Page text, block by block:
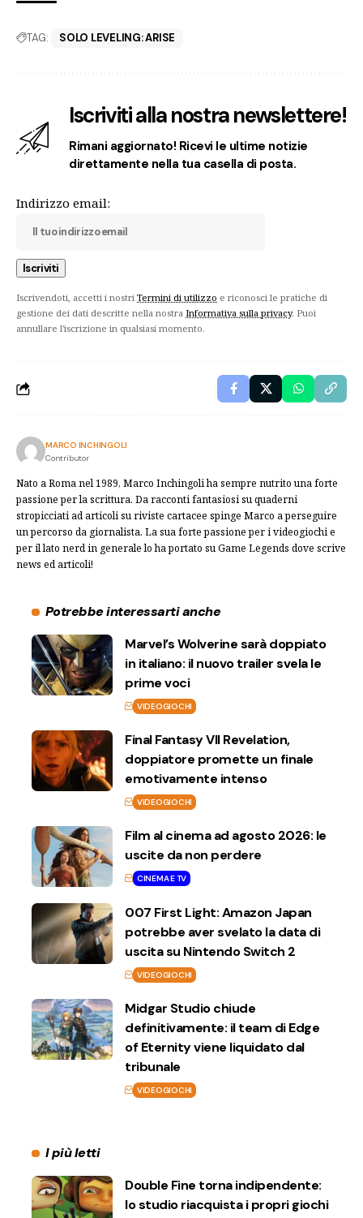
TAG: SOLO LEVELING: ARISE
Iscriviti alla nostra newslettere!
Rimani aggiornato! Ricevi le ultime notizie
direttamente nella tua casella di posta.
Indirizzo email:
Iscrivendoti, accetti i nostri Termini di utilizzo e riconosci le pratiche di
gestione dei dati descritte nella nostra Informativa sulla privacy. Puoi
annullare l'iscrizione in qualsiasi momento.
MARCO INCHINGOLI
Contributor
Nato a Roma nel 1989, Marco Inchingoli ha sempre nutrito una forte
passione per la scrittura. Da racconti fantasiosi su quaderni
stropicciati ad articoli su riviste cartacee spinge Marco a perseguire
un percorso da giornalista. La sua forte passione per i videogiochi e
per il lato nerd in generale lo ha portato su Game Legends dove scrive
news ed articoli!
Potrebbe interessarti anche
Marvel’s Wolverine sarà doppiato
in italiano: il nuovo trailer svela le
prime voci
VIDEOGIOCHI
Final Fantasy VII Revelation,
doppiatore promette un finale
emotivamente intenso
VIDEOGIOCHI
Film al cinema ad agosto 2026: le
uscite da non perdere
CINEMA E TV
007 First Light: Amazon Japan
potrebbe aver svelato la data di
uscita su Nintendo Switch 2
VIDEOGIOCHI
Midgar Studio chiude
definitivamente: il team di Edge
of Eternity viene liquidato dal
tribunale
VIDEOGIOCHI
I più letti
Double Fine torna indipendente:
lo studio riacquista i propri giochi